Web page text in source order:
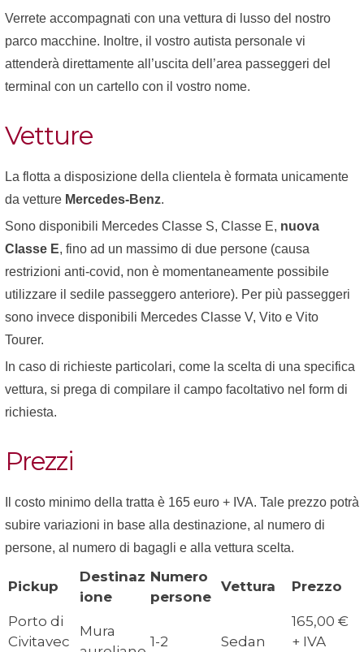
Verrete accompagnati con una vettura di lusso del nostro
parco macchine. Inoltre, il vostro autista personale vi
attenderà direttamente all’uscita dell’area passeggeri del
terminal con un cartello con il vostro nome.
Vetture
La flotta a disposizione della clientela è formata unicamente
da vetture Mercedes-Benz.
Sono disponibili Mercedes Classe S, Classe E, nuova
Classe E, fino ad un massimo di due persone (causa
restrizioni anti-covid, non è momentaneamente possibile
utilizzare il sedile passeggero anteriore). Per più passeggeri
sono invece disponibili Mercedes Classe V, Vito e Vito
Tourer.
In caso di richieste particolari, come la scelta di una specifica
vettura, si prega di compilare il campo facoltativo nel form di
richiesta.
Prezzi
Il costo minimo della tratta è 165 euro + IVA. Tale prezzo potrà
subire variazioni in base alla destinazione, al numero di
persone, al numero di bagagli e alla vettura scelta.
Pickup
Destinaz
ione
Numero
persone
Vettura Prezzo
Porto di
Civitavec
Mura
1-2 Sedan
165,00 €
+ IVA